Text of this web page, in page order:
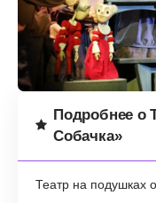
Подробнее о
Собачка»
Театр на подушках